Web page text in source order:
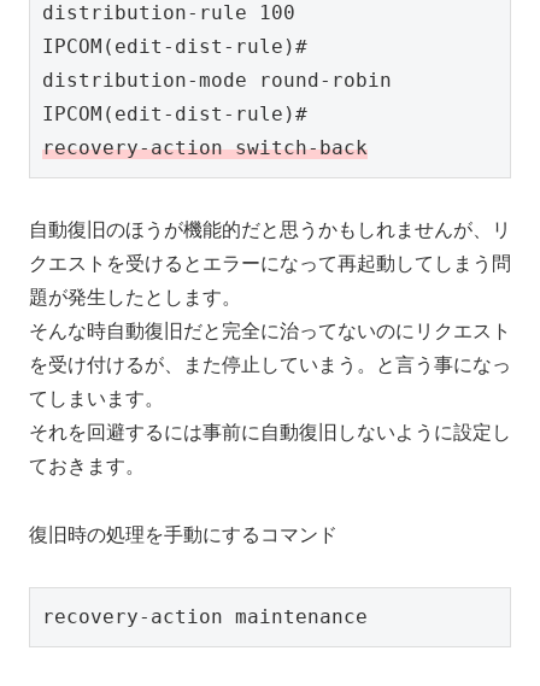
distribution-rule 100
IPCOM(edit-dist-rule)#
distribution-mode round-robin
recovery-action switch-back
自動復旧のほうが機能的だと思うかもしれませんが、リ
クエストを受けるとエラーになって再起動してしまう問
題が発生したとします。
そんな時自動復旧だと完全に治ってないのにリクエスト
を受け付けるが、また停止していまう。と言う事になっ
てしまいます。
それを回避するには事前に自動復旧しないように設定し
ておきます。
復旧時の処理を手動にするコマンド
recovery-action maintenance